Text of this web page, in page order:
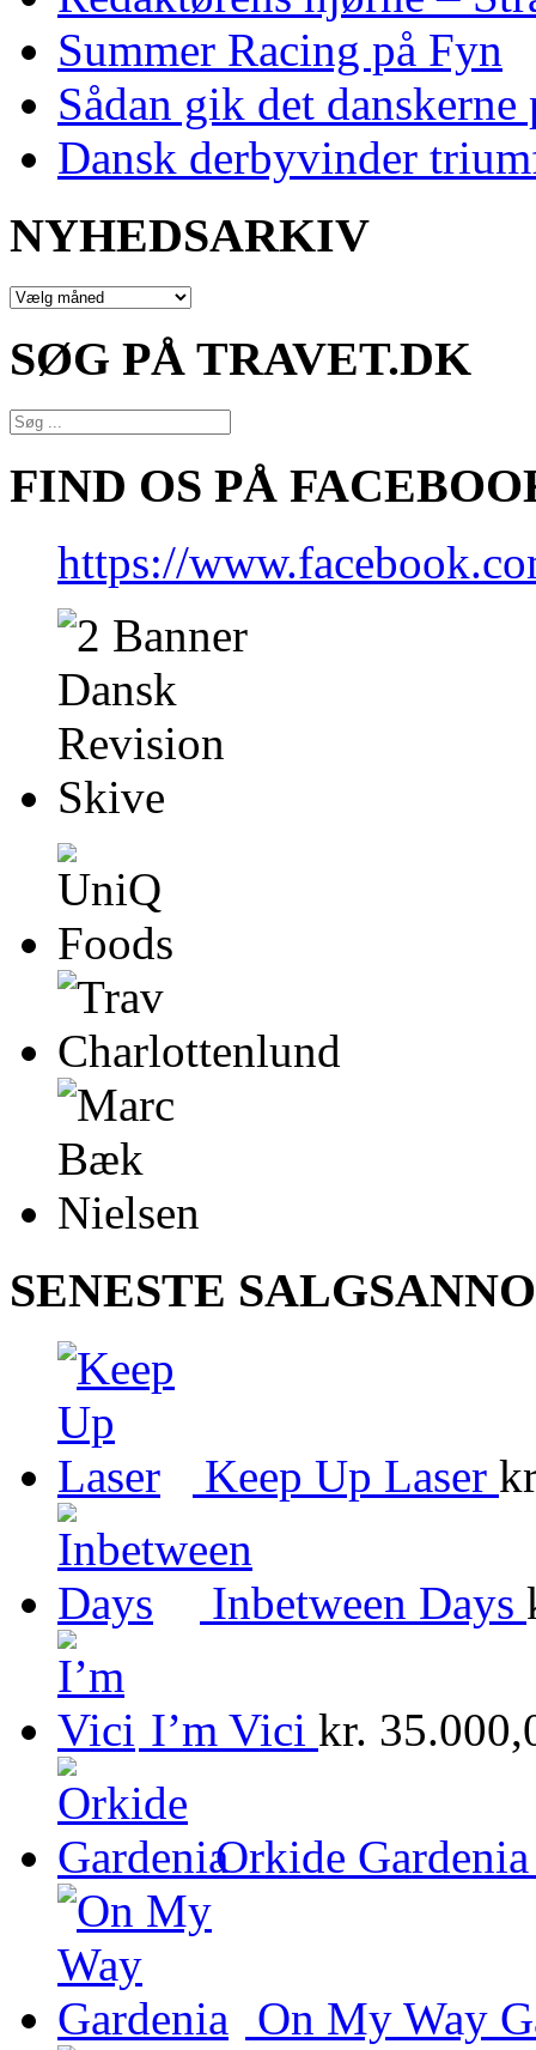
Summer Racing på Fyn
Sådan gik det
Dansk derbyvinder
NYHEDSARKIV
NYHEDSARKIV
SØG PÅ TRAVET.DK
FIND OS PÅ
https://
SENESTE
Keep Up Laser
Inbetween Days
I’m Vici kr.
Orkide Gardenia
On My Way